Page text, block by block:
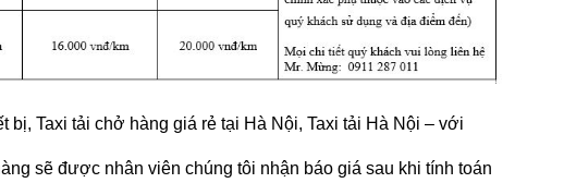
bị, Taxi tải chở hàng giá rẻ tại Hà Nội, Taxi tải Hà Nội – với
sẽ được nhân viên chúng tôi nhận báo giá sau khi tính toán